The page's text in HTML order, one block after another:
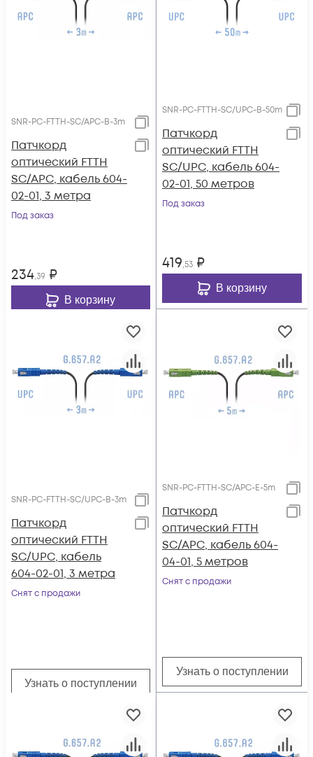
SNR-PC-FTTH-SC/APC-B-3m
Патчкорд
оптический FTTH
SC/APC, кабель 604-
02-01, 3 метра
Под заказ
234,39 ₽
В корзину
SNR-PC-FTTH-SC/UPC-B-50m
Патчкорд
оптический FTTH
SC/UPC, кабель 604-
02-01, 50 метров
Под заказ
419,53 ₽
В корзину
SNR-PC-FTTH-SC/UPC-B-3m
Патчкорд
оптический FTTH
SC/UPC, кабель
604-02-01, 3 метра
Снят с продажи
Узнать о поступлении
SNR-PC-FTTH-SC/APC-E-5m
Патчкорд
оптический FTTH
SC/APC, кабель 604-
04-01, 5 метров
Снят с продажи
Узнать о поступлении